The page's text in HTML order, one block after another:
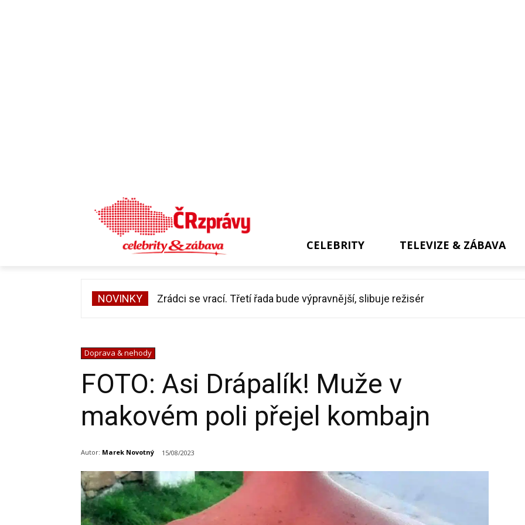
CELEBRITY TELEVIZE & ZÁBAVA
NOVINKY Zrádci se vrací. Třetí řada bude výpravnější, slibuje režisér
Zdeněk Pohlreich opět vtrhne do hospod. Nové díly Ano, šéfe! budou už v
Doprava & nehody
FOTO: Asi Drápalík! Muže v
makovém poli přejel kombajn
Autor: Marek Novotný 15/08/2023